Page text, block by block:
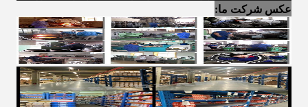
عکس شرکت ما: